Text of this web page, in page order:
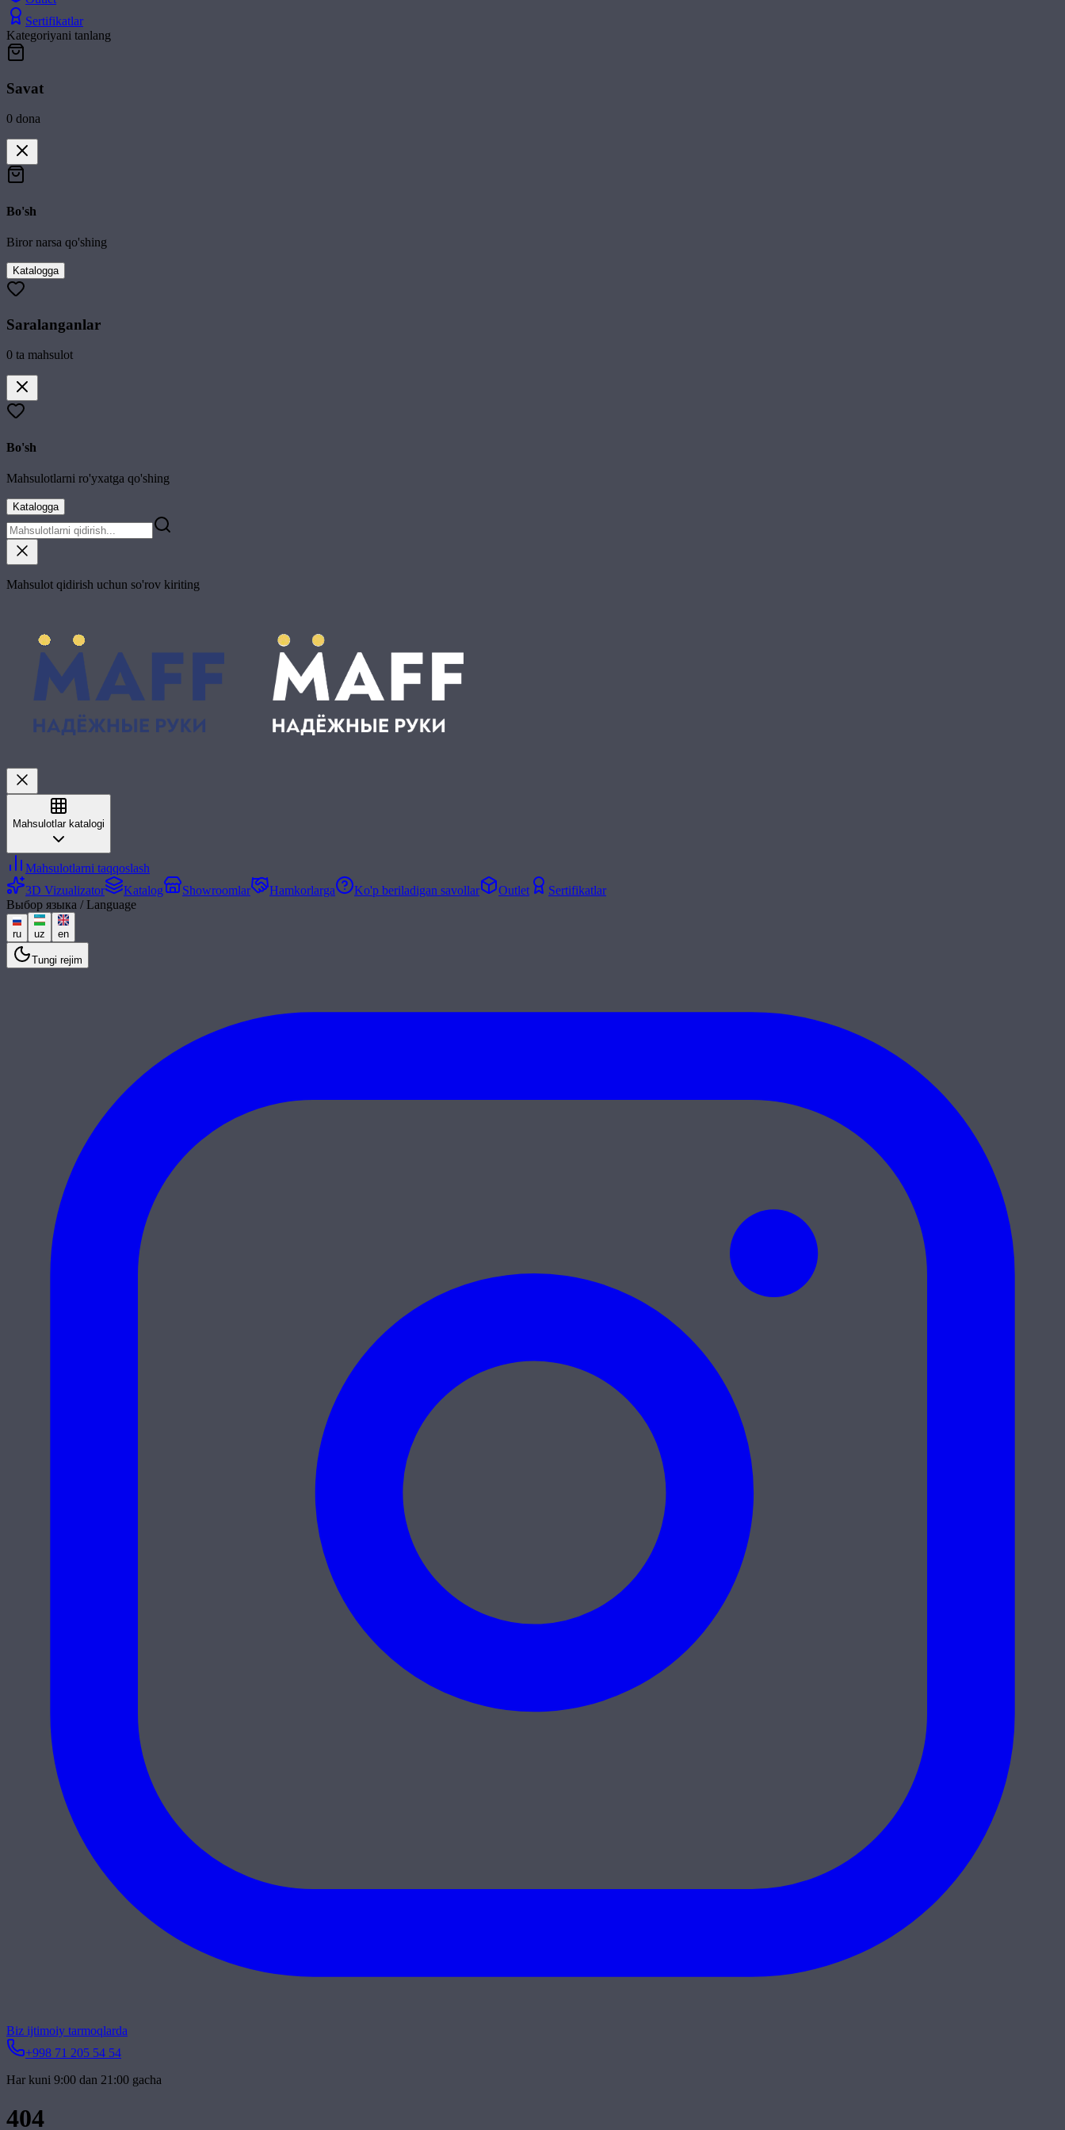
Sertifikatlar
Kategoriyani tanlang
Savat
0 dona
Bo'sh
Biror narsa qo'shing
Katalogga
Saralanganlar
0 ta mahsulot
Bo'sh
Mahsulotlarni ro'yxatga qo'shing
Katalogga
Mahsulot qidirish uchun so'rov kiriting
Mahsulotlar katalogi
Mahsulotlarni taqqoslash
3D Vizualizator
Katalog Showroomlar Hamkorlarga Ko'p beriladigan savollar Outlet
Sertifikatlar
Выбор языка / Language
ru uz en
Tungi rejim
Biz ijtimoiy tarmoqlarda
+998 71 205 54 54
Har kuni 9:00 dan 21:00 gacha
404